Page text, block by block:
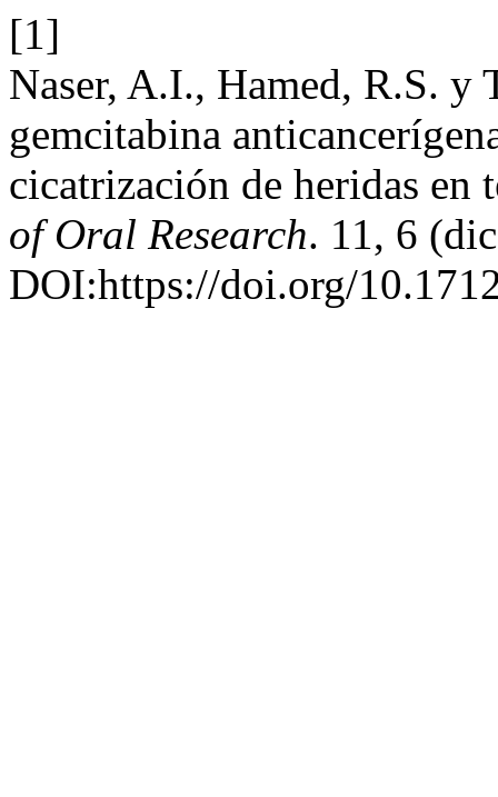
[1]
Naser, A.I., Hamed, R.S. y
gemcitabina
cicatrización de heridas en
of Oral Research. 11, 6
DOI:https://doi.org/